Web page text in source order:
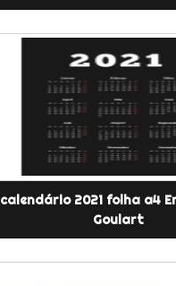
calendário 2021 folha a4
Goulart